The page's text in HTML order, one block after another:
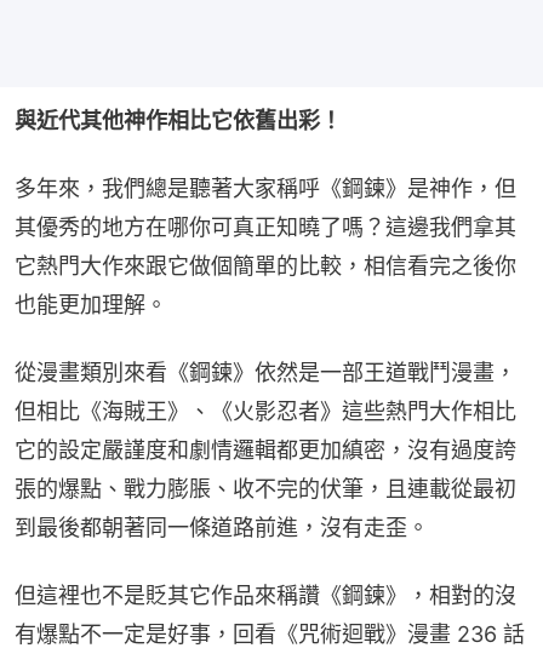
與近代其他神作相比它依舊出彩！
多年來，我們總是聽著大家稱呼《鋼鍊》是神作，但
其優秀的地方在哪你可真正知曉了嗎？這邊我們拿其
它熱門大作來跟它做個簡單的比較，相信看完之後你
也能更加理解。
從漫畫類別來看《鋼鍊》依然是一部王道戰鬥漫畫，
但相比《海賊王》、《火影忍者》這些熱門大作相比
它的設定嚴謹度和劇情邏輯都更加縝密，沒有過度誇
張的爆點、戰力膨脹、收不完的伏筆，且連載從最初
到最後都朝著同一條道路前進，沒有走歪。
但這裡也不是貶其它作品來稱讚《鋼鍊》，相對的沒
有爆點不一定是好事，回看《咒術迴戰》漫畫 236 話